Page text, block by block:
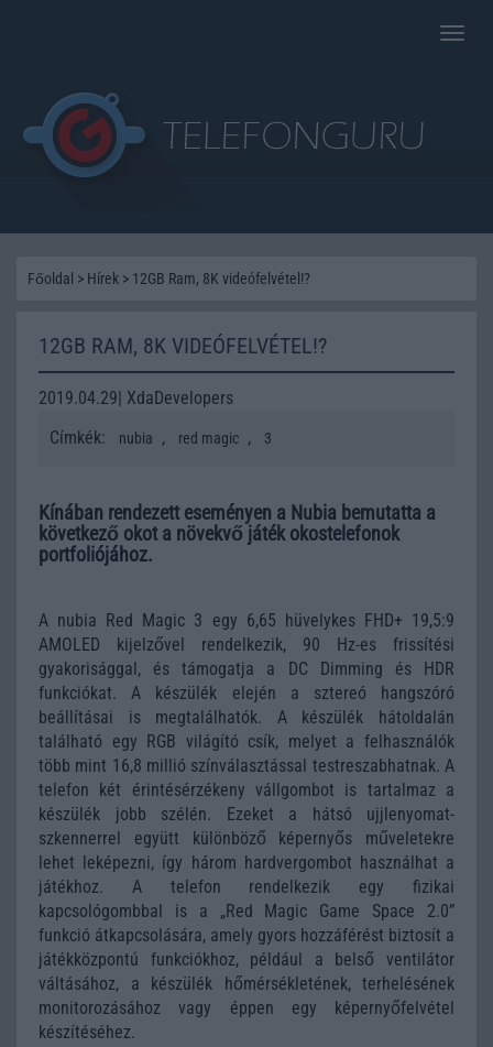
Toggle
Főoldal > Hírek > 12GB Ram, 8K videófelvétel!?
12GB RAM, 8K VIDEÓFELVÉTEL!?
2019.04.29| XdaDevelopers
Címkék:
nubia , red magic , 3
Kínában rendezett eseményen a Nubia bemutatta a
következő okot a növekvő játék okostelefonok
portfoliójához.
A nubia Red Magic 3 egy 6,65 hüvelykes FHD+ 19,5:9
AMOLED kijelzővel rendelkezik, 90 Hz-es frissítési
gyakorisággal, és támogatja a DC Dimming és HDR
funkciókat. A készülék elején a sztereó hangszóró
beállításai is megtalálhatók. A készülék hátoldalán
található egy RGB világító csík, melyet a felhasználók
több mint 16,8 millió színválasztással testreszabhatnak. A
telefon két érintésérzékeny vállgombot is tartalmaz a
készülék jobb szélén. Ezeket a hátsó ujjlenyomat-
szkennerrel együtt különböző képernyős műveletekre
lehet leképezni, így három hardvergombot használhat a
játékhoz. A telefon rendelkezik egy fizikai
kapcsológombbal is a „Red Magic Game Space 2.0”
funkció átkapcsolására, amely gyors hozzáférést biztosít a
játékközpontú funkciókhoz, például a belső ventilátor
váltásához, a készülék hőmérsékletének, terhelésének
monitorozásához vagy éppen egy képernyőfelvétel
készítéséhez.